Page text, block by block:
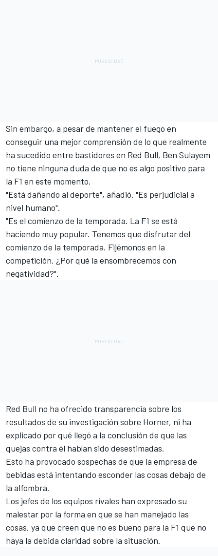
Sin embargo, a pesar de mantener el fuego en
conseguir una mejor comprensión de lo que realmente
ha sucedido entre bastidores en Red Bull, Ben Sulayem
no tiene ninguna duda de que no es algo positivo para
la F1 en este momento.
"Está dañando al deporte", añadió. "Es perjudicial a
nivel humano".
"Es el comienzo de la temporada. La F1 se está
haciendo muy popular. Tenemos que disfrutar del
comienzo de la temporada. Fijémonos en la
competición. ¿Por qué la ensombrecemos con
negatividad?".
Red Bull no ha ofrecido transparencia sobre los
resultados de su investigación sobre Horner, ni ha
explicado por qué llegó a la conclusión de que las
quejas contra él habían sido desestimadas.
Esto ha provocado sospechas de que la empresa de
bebidas está intentando esconder las cosas debajo de
la alfombra.
Los jefes de los equipos rivales han expresado su
malestar por la forma en que se han manejado las
cosas, ya que creen que no es bueno para la F1 que no
haya la debida claridad sobre la situación.